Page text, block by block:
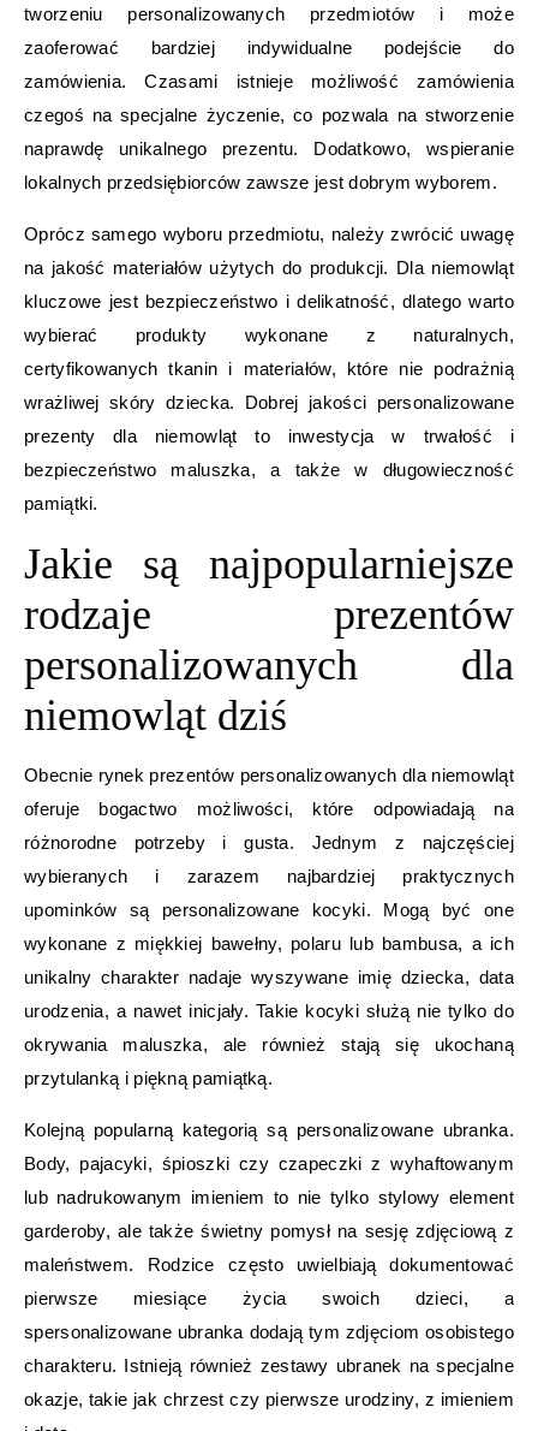
tworzeniu personalizowanych przedmiotów i może
zaoferować bardziej indywidualne podejście do
zamówienia. Czasami istnieje możliwość zamówienia
czegoś na specjalne życzenie, co pozwala na stworzenie
naprawdę unikalnego prezentu. Dodatkowo, wspieranie
lokalnych przedsiębiorców zawsze jest dobrym wyborem.
Oprócz samego wyboru przedmiotu, należy zwrócić uwagę
na jakość materiałów użytych do produkcji. Dla niemowląt
kluczowe jest bezpieczeństwo i delikatność, dlatego warto
wybierać produkty wykonane z naturalnych,
certyfikowanych tkanin i materiałów, które nie podrażnią
wrażliwej skóry dziecka. Dobrej jakości personalizowane
prezenty dla niemowląt to inwestycja w trwałość i
bezpieczeństwo maluszka, a także w długowieczność
pamiątki.
Jakie są najpopularniejsze
rodzaje prezentów
personalizowanych dla
niemowląt dziś
Obecnie rynek prezentów personalizowanych dla niemowląt
oferuje bogactwo możliwości, które odpowiadają na
różnorodne potrzeby i gusta. Jednym z najczęściej
wybieranych i zarazem najbardziej praktycznych
upominków są personalizowane kocyki. Mogą być one
wykonane z miękkiej bawełny, polaru lub bambusa, a ich
unikalny charakter nadaje wyszywane imię dziecka, data
urodzenia, a nawet inicjały. Takie kocyki służą nie tylko do
okrywania maluszka, ale również stają się ukochaną
przytulanką i piękną pamiątką.
Kolejną popularną kategorią są personalizowane ubranka.
Body, pajacyki, śpioszki czy czapeczki z wyhaftowanym
lub nadrukowanym imieniem to nie tylko stylowy element
garderoby, ale także świetny pomysł na sesję zdjęciową z
maleństwem. Rodzice często uwielbiają dokumentować
pierwsze miesiące życia swoich dzieci, a
spersonalizowane ubranka dodają tym zdjęciom osobistego
charakteru. Istnieją również zestawy ubranek na specjalne
okazje, takie jak chrzest czy pierwsze urodziny, z imieniem